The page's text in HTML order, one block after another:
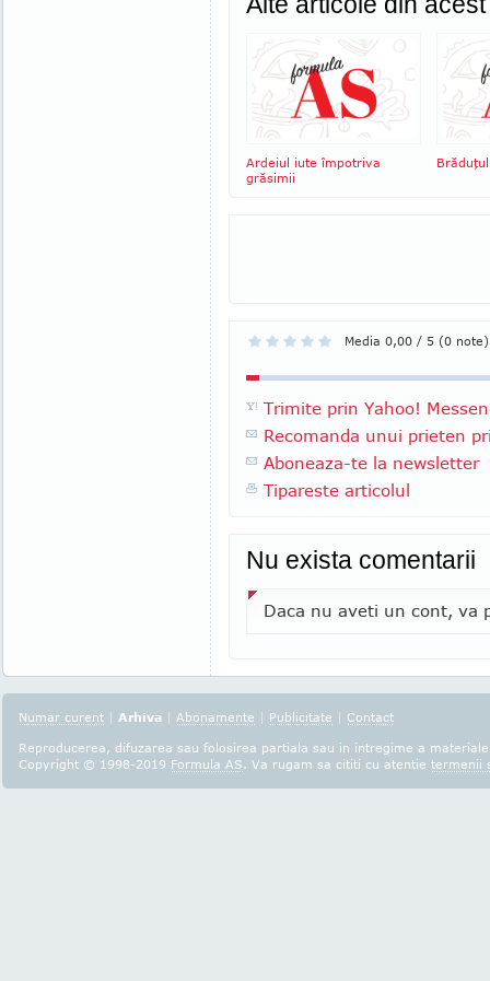
Ardeiul iute împotriva
grăsimii
Brăduţul
Media 0,00 / 5 (0 note)
Trimite prin Yahoo!
Recomanda unui prieten
Aboneaza-te la newsletter
Tipareste articolul
Nu exista comentarii
Daca nu aveti un cont, va
Numar curent | Arhiva | Abonamente | Publicitate | Contact
Reproducerea, difuzarea sau folosirea partiala sau in intregime a
Copyright © 1998-2019 Formula AS. Va rugam sa cititi cu atentie termenii